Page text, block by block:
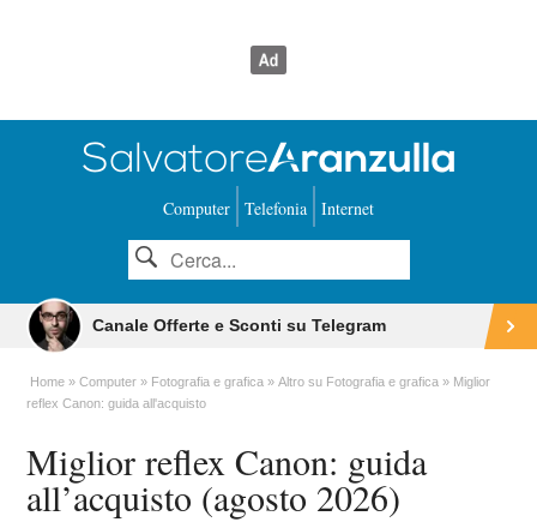
Computer Telefonia Internet
Canale Offerte e Sconti su Telegram
Home Computer Fotografia e grafica Altro su Fotografia e grafica
Miglior
reflex Canon: guida all'acquisto
Miglior reflex Canon: guida
all’acquisto (agosto 2026)